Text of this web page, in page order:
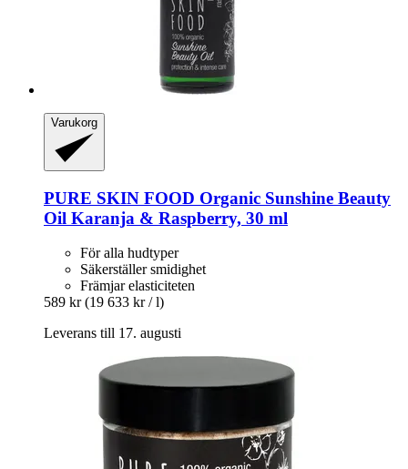
Varukorg
PURE SKIN FOOD Organic Sunshine Beauty
Oil Karanja & Raspberry, 30 ml
För alla hudtyper
Säkerställer smidighet
Främjar elasticiteten
589 kr (19 633 kr / l)
Leverans till 17. augusti